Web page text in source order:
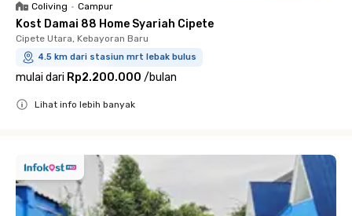
Coliving • Campur
Kost Damai 88 Home Syariah Cipete
Cipete Utara, Kebayoran Baru
4.5 km dari stasiun mrt lebak bulus
mulai dari Rp2.200.000 /bulan
Lihat info lebih banyak